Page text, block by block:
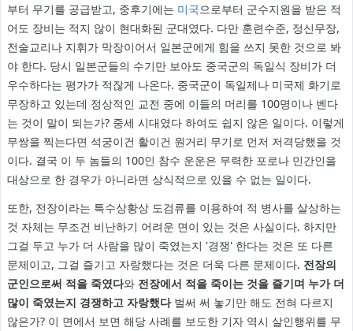
부터 무기를 공급받고, 중후기에는 미국으로부터 군수지원을 받은 적
어도 장비는 적지 않이 현대화된 군대였다. 다만 훈련수준, 정신무장,
전술교리나 지휘가 막장이어서 일본군에게 힘을 쓰지 못한 것으로 봐
야 한다. 당시 일본군들의 수기만 보아도 중국군의 독일식 장비가 더
우수하다는 평가가 적잖게 나온다. 중국군이 독일제나 미국제 화기로
무장하고 있는데 정상적인 교전 중에 이들의 머리를 100명이나 벤다
는 것이 말이 되는가? 중세 시대였다 하여도 쉽지 않은 일이다. 이렇게
무쌍을 찍는다면 석궁이건 활이건 원거리 무기로 먼저 저격당했을 것
이다. 결국 이 두 놈들의 100인 참수 운운은 무력한 포로나 민간인을
대상으로 한 경우가 아니라면 상식적으로 있을 수 없는 일이다.
또한, 전장이라는 특수상황상 도검류를 이용하여 적 병사를 살상하는
것 자체는 무조건 비난하기 어려운 면이 있는 것은 사실이다. 하지만
그걸 두고 누가 더 사람을 많이 죽였는지 '경쟁' 한다는 것은 또 다른
문제이고, 그걸 즐기고 자랑했다는 것은 더욱 다른 문제이다. 전장의
군인으로써 적을 죽였다와 전장에서 적을 죽이는 것을 즐기며 누가 더
많이 죽였는지 경쟁하고 자랑했다벌써 써 놓기만 해도 전혀 다르지
않은가? 이 면에서 보면 해당 사례를 보도한 기자 역시 살인행위를 무